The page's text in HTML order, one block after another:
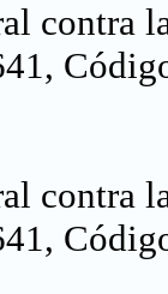
contra
contra